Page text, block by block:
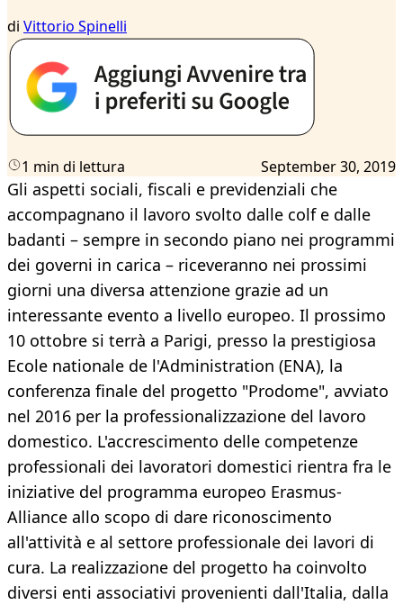
di Vittorio Spinelli
1 min di lettura September 30, 2019
Gli aspetti sociali, fiscali e previdenziali che
accompagnano il lavoro svolto dalle colf e dalle
badanti – sempre in secondo piano nei programmi
dei governi in carica – riceveranno nei prossimi
giorni una diversa attenzione grazie ad un
interessante evento a livello europeo. Il prossimo
10 ottobre si terrà a Parigi, presso la prestigiosa
Ecole nationale de l'Administration (ENA), la
conferenza finale del progetto "Prodome", avviato
nel 2016 per la professionalizzazione del lavoro
domestico. L'accrescimento delle competenze
professionali dei lavoratori domestici rientra fra le
iniziative del programma europeo Erasmus-
Alliance allo scopo di dare riconoscimento
all'attività e al settore professionale dei lavori di
cura. La realizzazione del progetto ha coinvolto
diversi enti associativi provenienti dall'Italia, dalla